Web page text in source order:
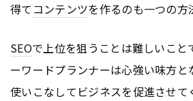
得て コンテンツを作るのも一つの方
SEOで上位を狙うことは難しいこと
ーワードプランナーは心強い味方
使いこなしてビジネスを促進させて